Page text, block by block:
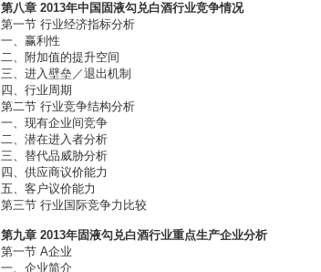
第八章 2013年中国固液勾兑白酒行业竞争情况
第一节 行业经济指标分析
一、赢利性
二、附加值的提升空间
三、进入壁垒／退出机制
四、行业周期
第二节 行业竞争结构分析
一、现有企业间竞争
二、潜在进入者分析
三、替代品威胁分析
四、供应商议价能力
五、客户议价能力
第三节 行业国际竞争力比较
第九章 2013年固液勾兑白酒行业重点生产企业分析
第一节 A企业
一、企业简介